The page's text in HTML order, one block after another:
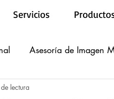
Servicios
Asesoría de Imagen
y Estética
lectura